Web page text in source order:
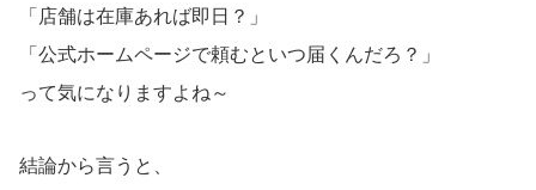
「店舗は在庫あれば即日？」
「公式ホームページで頼むといつ届くんだろ？」
って気になりますよね～
結論から言うと、